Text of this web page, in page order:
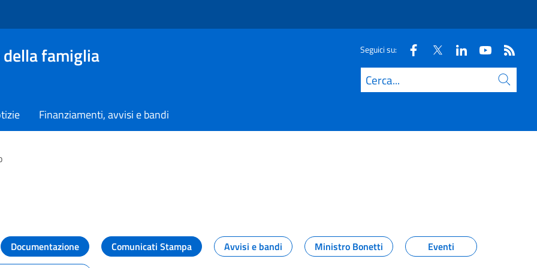
famiglia Seguici su:
Cerca
Finanziamenti, avvisi e bandi
dal Dipartimento
Documentazione Comunicati Stampa Avvisi e bandi Ministro Bonetti
Eventi